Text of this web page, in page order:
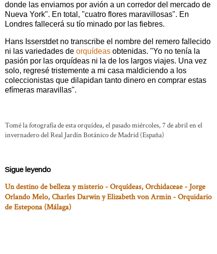
donde las enviamos por avión a un corredor del mercado de
Nueva York". En total, "cuatro flores maravillosas". En
Londres fallecerá su tío minado por las fiebres.
Hans Isserstdet no transcribe el nombre del remero fallecido
ni las variedades de orquídeas obtenidas. "Yo no tenía la
pasión por las orquídeas ni la de los largos viajes. Una vez
solo, regresé tristemente a mi casa maldiciendo a los
coleccionistas que dilapidan tanto dinero en comprar estas
efímeras maravillas".
Tomé lafotografía de esta orquídea, el pasado miércoles, 7 deabril en el
invernadero del Real Jardín Botánico de Madrid (España)
Sigue leyendo
Un destino de belleza y misterio - Orquídeas, Orchidaceae - Jorge
Orlando Melo, Charles Darwin y Elizabeth von Armin - Orquidario
de Estepona (Málaga)